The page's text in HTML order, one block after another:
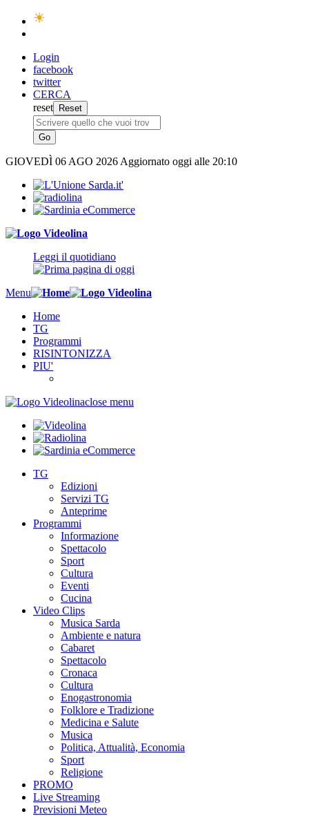
Login
facebook
twitter
CERCA
reset
GIOVEDÌ 06 AGO 2026 Aggiornato oggi alle 20:10
Leggi il quotidiano
Menu
Home
TG
Programmi
RISINTONIZZA
PIU'
close menu
TG
Edizioni
Servizi TG
Anteprime
Programmi
Informazione
Spettacolo
Sport
Cultura
Eventi
Cucina
Video Clips
Musica Sarda
Ambiente e natura
Cabaret
Spettacolo
Cronaca
Cultura
Enogastronomia
Folklore e Tradizione
Medicina e Salute
Musica
Politica, Attualità, Economia
Sport
Religione
PROMO
Live Streaming
Previsioni Meteo